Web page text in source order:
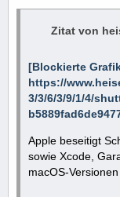
Zitat von
[Blockierte
https://
3/3/6/3/9/1/4/
Apple beseitigt
sowie Xcode,
macOS-